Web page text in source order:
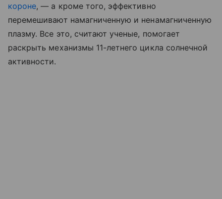
короне, — а кроме того, эффективно
перемешивают намагниченную и ненамагниченную
плазму. Все это, считают ученые, помогает
раскрыть механизмы 11-летнего цикла солнечной
активности.